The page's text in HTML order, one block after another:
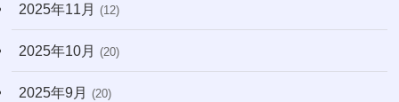
2025年11月 (12)
2025年10月 (20)
2025年9月 (20)